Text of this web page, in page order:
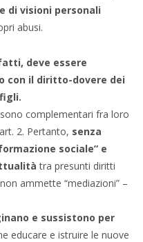
di visioni personali
abusi.
deve essere
con il diritto-dovere dei
complementari fra loro
2. Pertanto, senza
sociale” e
tra presunti diritti
ammette “mediazioni” –
e sussistono per
educare e istruire le nuove